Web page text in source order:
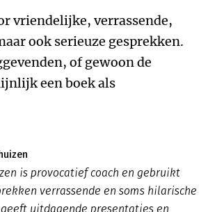
vriendelijke, verrassende,
ook serieuze gesprekken.
of gewoon de
een boek als
is provocatief coach en gebruikt
verrassende en soms hilarische
uitdagende presentaties en